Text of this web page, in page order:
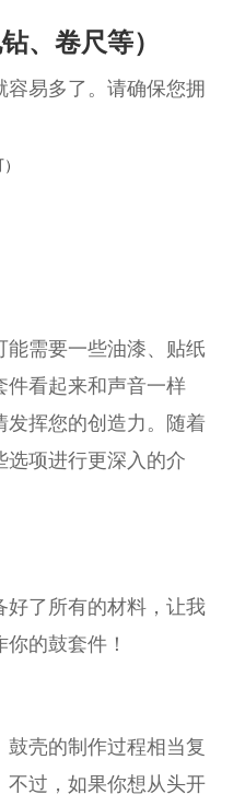
、卷尺等）
易多了。请确保您拥
需要一些油漆、贴纸
看起来和声音一样
挥您的创造力。随着
项进行更深入的介
了所有的材料，让我
的鼓套件！
壳的制作过程相当复
过，如果你想从头开